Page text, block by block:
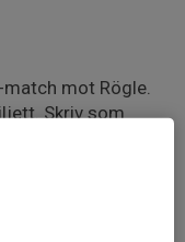
match mot Rögle.
Skriv som
svarar ”kommer”